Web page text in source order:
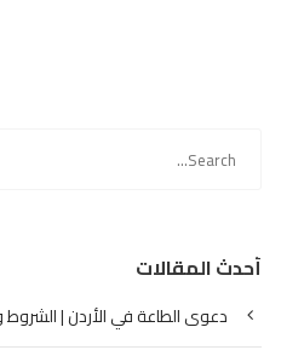
أحدث المقالات
دعوى الطاعة في الأردن |